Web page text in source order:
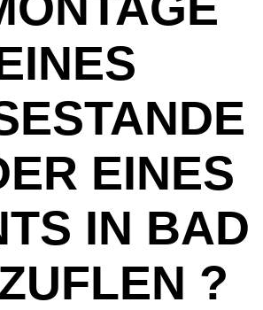
M
EINES E
IN BAD S
?